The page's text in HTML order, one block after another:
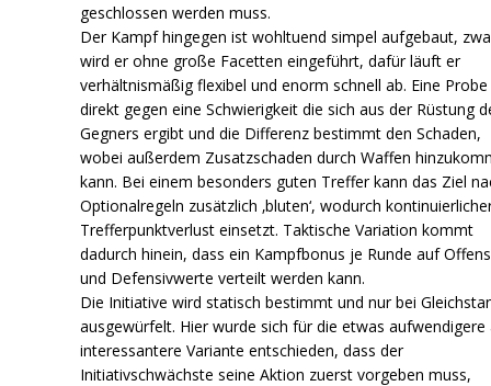
geschlossen werden muss.
Der Kampf hingegen ist wohltuend simpel aufgebaut,
wird er ohne große Facetten eingeführt, dafür läuft er
verhältnismäßig flexibel und enorm schnell ab. Eine
direkt gegen eine Schwierigkeit die sich aus der Rüstung
Gegners ergibt und die Differenz bestimmt den Schaden,
wobei außerdem Zusatzschaden durch Waffen
kann. Bei einem besonders guten Treffer kann das Ziel
Optionalregeln zusätzlich ‚bluten‘, wodurch
Trefferpunktverlust einsetzt. Taktische Variation kommt
dadurch hinein, dass ein Kampfbonus je Runde auf
und Defensivwerte verteilt werden kann.
Die Initiative wird statisch bestimmt und nur bei
ausgewürfelt. Hier wurde sich für die etwas aufwendigere
interessantere Variante entschieden, dass der
Initiativschwächste seine Aktion zuerst vorgeben muss,